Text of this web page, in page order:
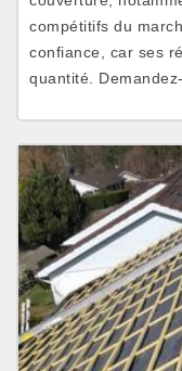
compétitifs du
confiance, car ses
quantité.